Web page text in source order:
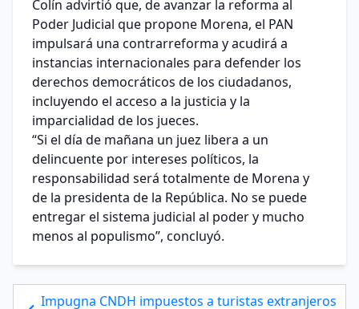
Colín advirtió que, de avanzar la reforma al
Poder Judicial que propone Morena, el PAN
impulsará una contrarreforma y acudirá a
instancias internacionales para defender los
derechos democráticos de los ciudadanos,
incluyendo el acceso a la justicia y la
imparcialidad de los jueces.
“Si el día de mañana un juez libera a un
delincuente por intereses políticos, la
responsabilidad será totalmente de Morena y
de la presidenta de la República. No se puede
entregar el sistema judicial al poder y mucho
menos al populismo”, concluyó.
Impugna CNDH impuestos a turistas extranjeros